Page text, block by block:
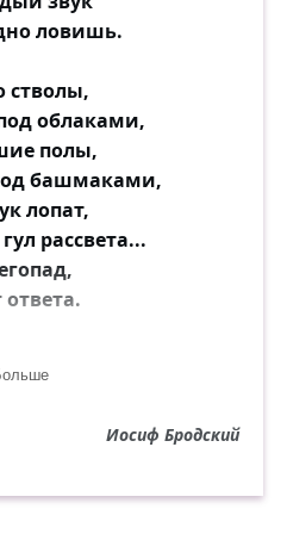
ловишь.
стволы,
облаками,
полы,
башмаками,
лопат,
рассвета...
на милость,
таилась:
под складом,
Иосиф Бродский